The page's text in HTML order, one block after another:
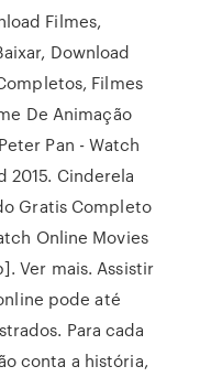
Filmes,
Download
Filmes
De Animação
Pan - Watch
2015. Cinderela
Gratis Completo
Online Movies
Ver mais. Assistir
pode até
Para cada
conta a história,